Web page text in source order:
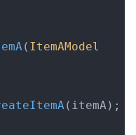
( ItemAModel
(itemA);